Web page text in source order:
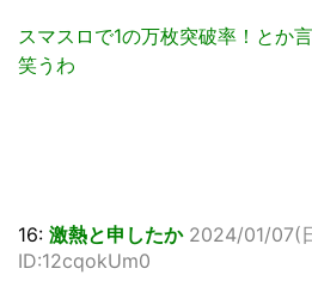
スマスロで1の万枚突破率！とか
笑うわ
16: 激熱と申したか 2024/01/07(
ID:12cqokUm0